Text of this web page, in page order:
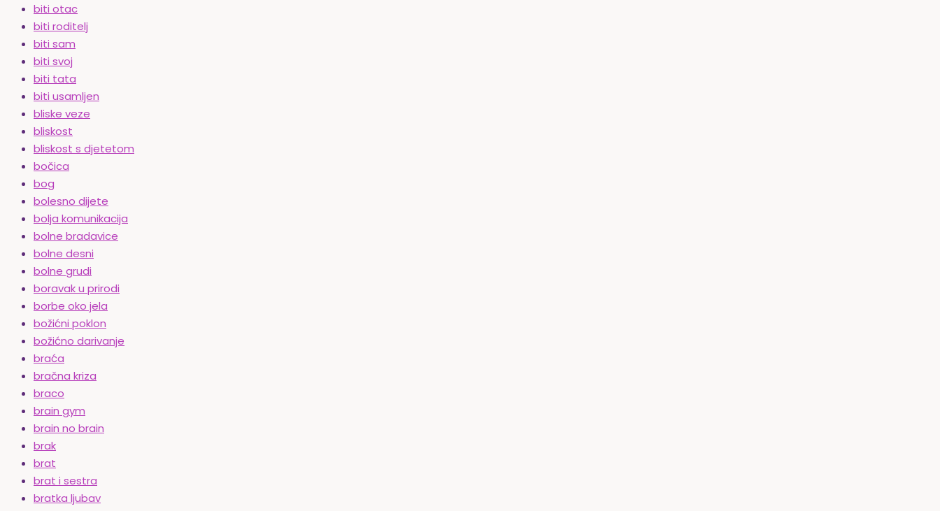
biti otac
biti roditelj
biti sam
biti svoj
biti tata
biti usamljen
bliske veze
bliskost
bliskost s djetetom
bočica
bog
bolesno dijete
bolja komunikacija
bolne bradavice
bolne desni
bolne grudi
boravak u prirodi
borbe oko jela
božićni poklon
božićno darivanje
braća
bračna kriza
braco
brain gym
brain no brain
brak
brat
brat i sestra
bratka ljubav